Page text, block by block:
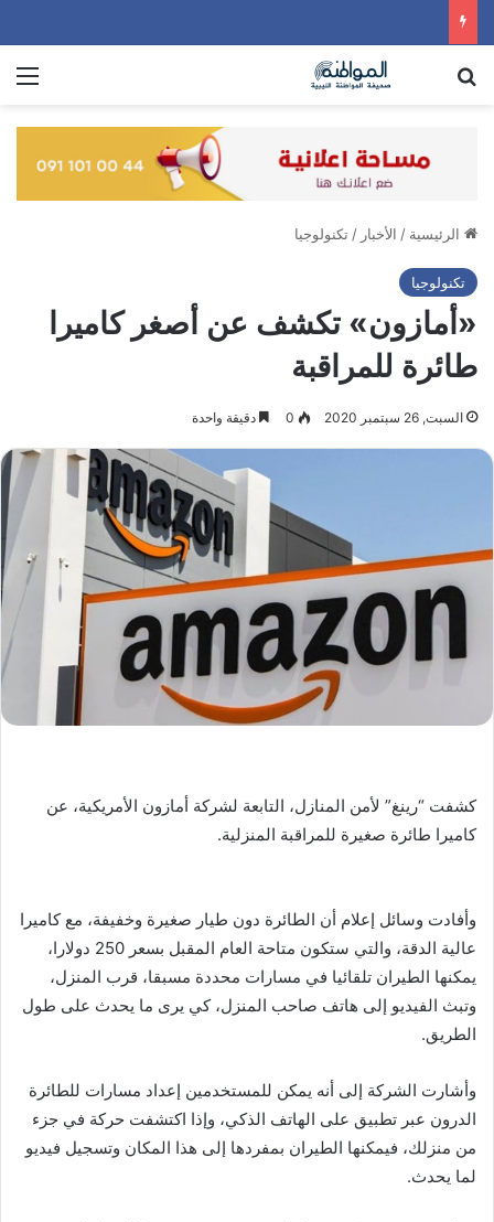
الرئيسية / الأخبار / تكنولوجيا
تكنولوجيا
«أمازون» تكشف عن أصغر كاميرا
طائرة للمراقبة
السبت, 26 سبتمبر 2020 0 دقيقة واحدة
كشفت “رينغ” لأمن المنازل، التابعة لشركة أمازون الأمريكية، عن
كاميرا طائرة صغيرة للمراقبة المنزلية.
وأفادت وسائل إعلام أن الطائرة دون طيار صغيرة وخفيفة، مع كاميرا
عالية الدقة، والتي ستكون متاحة العام المقبل بسعر 250 دولارا،
يمكنها الطيران تلقائيا في مسارات محددة مسبقا، قرب المنزل،
وتبث الفيديو إلى هاتف صاحب المنزل، كي يرى ما يحدث على طول
الطريق.
وأشارت الشركة إلى أنه يمكن للمستخدمين إعداد مسارات للطائرة
الدرون عبر تطبيق على الهاتف الذكي، وإذا اكتشفت حركة في جزء
من منزلك، فيمكنها الطيران بمفردها إلى هذا المكان وتسجيل فيديو
لما يحدث.